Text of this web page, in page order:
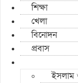
শিক্ষা
খেলা
বিনোদন
প্রবাস
ইসলাম